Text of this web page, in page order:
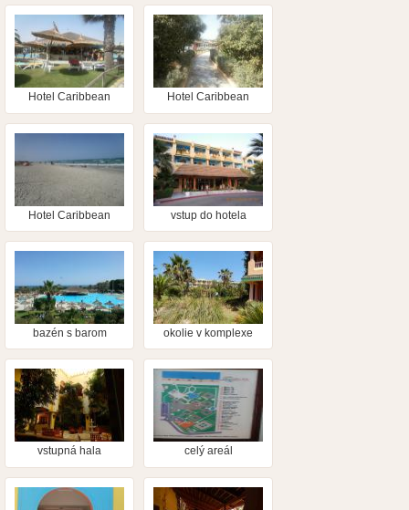
Hotel Caribbean
Hotel Caribbean
Hotel Caribbean
vstup do hotela
bazén s barom okolie v komplexe
vstupná hala celý areál